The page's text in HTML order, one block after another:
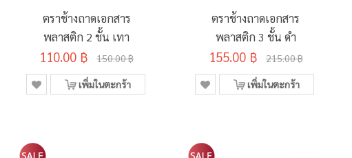
ตราช้างถาดเอกสาร
พลาสติก 2 ชั้น เทา
110.00 ฿ 150.00 ฿
เพิ่มในตะกร้า
ตราช้างถาดเอกสาร
พลาสติก 3 ชั้น ดำ
155.00 ฿ 215.00 ฿
เพิ่มในตะกร้า